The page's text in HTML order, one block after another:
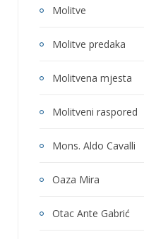
Molitve
Molitve predaka
Molitvena mjesta
Molitveni raspored
Mons. Aldo Cavalli
Oaza Mira
Otac Ante Gabrić